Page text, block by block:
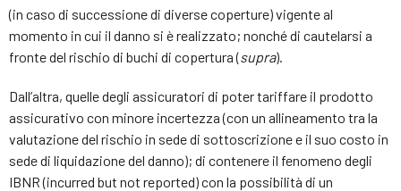
(in caso di successione di diverse coperture) vigente al
momento in cui il danno si è realizzato; nonché di cautelarsi a
fronte del rischio di buchi di copertura (supra).
Dall’altra, quelle degli assicuratori di poter tariffare il prodotto
assicurativo con minore incertezza (con un allineamento tra la
valutazione del rischio in sede di sottoscrizione e il suo costo in
sede di liquidazione del danno); di contenere il fenomeno degli
IBNR (incurred but not reported) con la possibilità di un